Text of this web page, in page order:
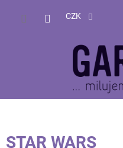
CZK
STAR WARS